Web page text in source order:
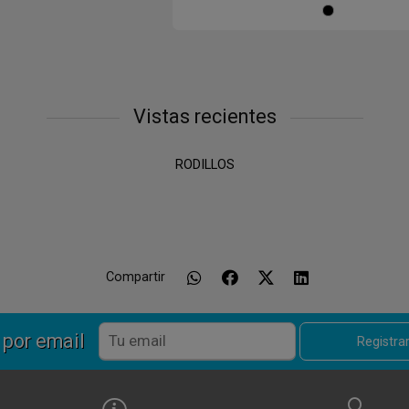
Vistas recientes
RODILLOS
Compartir
email